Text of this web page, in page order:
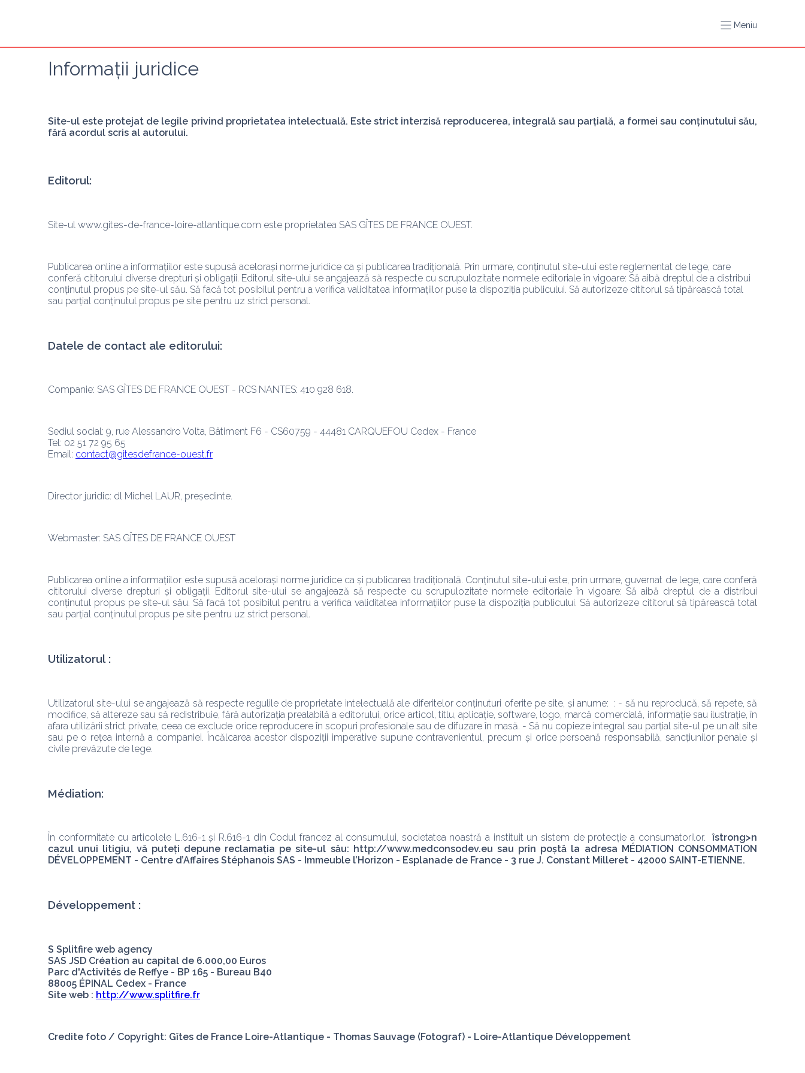
Meniu
Informații juridice
Site-ul este protejat de legile privind proprietatea intelectuală. Este strict interzisă reproducerea, integrală sau parțială, a formei sau conținutului său,
fără acordul scris al autorului.
Editorul:
Site-ul www.gites-de-france-loire-atlantique.com este proprietatea SAS GÎTES DE FRANCE OUEST.
Publicarea online a informațiilor este supusă acelorași norme juridice ca și publicarea tradițională. Prin urmare, conținutul site-ului este reglementat de lege, care
conferă cititorului diverse drepturi și obligații. Editorul site-ului se angajează să respecte cu scrupulozitate normele editoriale în vigoare: Să aibă dreptul de a distribui
conținutul propus pe site-ul său. Să facă tot posibilul pentru a verifica validitatea informațiilor puse la dispoziția publicului. Să autorizeze cititorul să tipărească total
sau parțial conținutul propus pe site pentru uz strict personal.
Datele de contact ale editorului:
Companie: SAS GÎTES DE FRANCE OUEST - RCS NANTES: 410 928 618.
Sediul social: 9, rue Alessandro Volta, Bâtiment F6 - CS60759 - 44481 CARQUEFOU Cedex - France
Tel: 02 51 72 95 65
Email: contact@gitesdefrance-ouest.fr
Director juridic: dl Michel LAUR, președinte.
Webmaster: SAS GÎTES DE FRANCE OUEST
Publicarea online a informațiilor este supusă acelorași norme juridice ca și publicarea tradițională. Conținutul site-ului este, prin urmare, guvernat de lege, care conferă
cititorului diverse drepturi și obligații. Editorul site-ului se angajează să respecte cu scrupulozitate normele editoriale în vigoare: Să aibă dreptul de a distribui
conținutul propus pe site-ul său. Să facă tot posibilul pentru a verifica validitatea informațiilor puse la dispoziția publicului. Să autorizeze cititorul să tipărească total
sau parțial conținutul propus pe site pentru uz strict personal.
Utilizatorul :
Utilizatorul site-ului se angajează să respecte regulile de proprietate intelectuală ale diferitelor conținuturi oferite pe site, și anume:  : - să nu reproducă, să repete, să
modifice, să altereze sau să redistribuie, fără autorizația prealabilă a editorului, orice articol, titlu, aplicație, software, logo, marcă comercială, informație sau ilustrație, în
afara utilizării strict private, ceea ce exclude orice reproducere în scopuri profesionale sau de difuzare în masă. - Să nu copieze integral sau parțial site-ul pe un alt site
sau pe o rețea internă a companiei. Încălcarea acestor dispoziții imperative supune contravenientul, precum și orice persoană responsabilă, sancțiunilor penale și
civile prevăzute de lege.
Médiation:
În conformitate cu articolele L.616-1 și R.616-1 din Codul francez al consumului, societatea noastră a instituit un sistem de protecție a consumatorilor. îstrong>n
cazul unui litigiu, vă puteți depune reclamația pe site-ul său: http://www.medconsodev.eu sau prin poștă la adresa MÉDIATION CONSOMMATION
DÉVELOPPEMENT - Centre d’Affaires Stéphanois SAS - Immeuble l’Horizon - Esplanade de France - 3 rue J. Constant Milleret - 42000 SAINT-ETIENNE.
Développement :
S Splitfire web agency
SAS JSD Création au capital de 6.000,00 Euros
Parc d'Activités de Reffye - BP 165 - Bureau B40
88005 ÉPINAL Cedex - France
Site web : http://www.splitfire.fr
Credite foto / Copyright: Gîtes de France Loire-Atlantique - Thomas Sauvage (Fotograf) - Loire-Atlantique Développement